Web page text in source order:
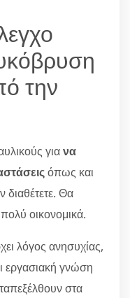
την
γιανα
όπως και
διαθέτετε. Θα
οικονομικά.
λόγος ανησυχίας,
εργασιακή γνώση
στα